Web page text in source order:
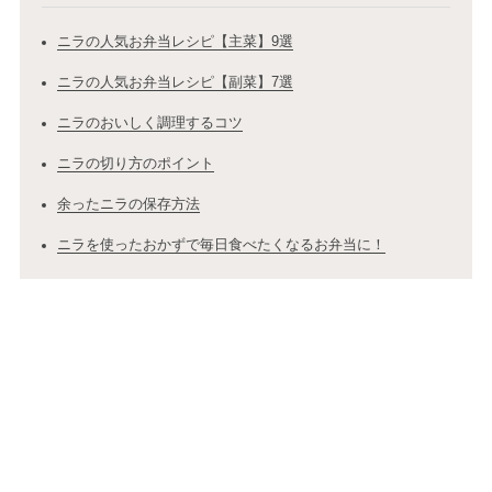
ニラの人気お弁当レシピ【主菜】9選
ニラの人気お弁当レシピ【副菜】7選
ニラのおいしく調理するコツ
ニラの切り方のポイント
余ったニラの保存方法
ニラを使ったおかずで毎日食べたくなるお弁当に！